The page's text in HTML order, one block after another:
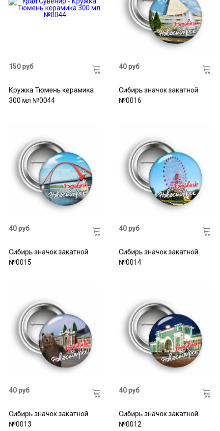
150 руб
Кружка Тюмень керамика
300 мл №0044
40 руб
Сибирь значок закатной
№0016
40 руб
Сибирь значок закатной
№0015
40 руб
Сибирь значок закатной
№0014
40 руб
Сибирь значок закатной
№0013
40 руб
Сибирь значок закатной
№0012